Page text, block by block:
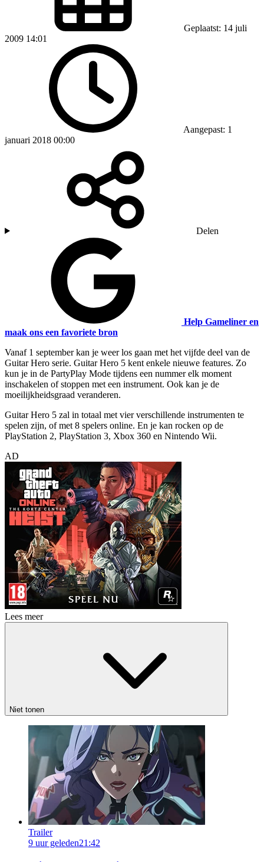
Geplaatst: 14 juli
2009 14:01
Aangepast: 1
januari 2018 00:00
Delen
Help Gameliner en
maak ons een favoriete bron
Vanaf 1 september kan je weer los gaan met het vijfde deel van de
Guitar Hero serie. Guitar Hero 5 kent enkele nieuwe features. Zo
kun je in de PartyPlay Mode tijdens een nummer elk moment
inschakelen of stoppen met een instrument. Ook kan je de
moeilijkheidsgraad veranderen.
Guitar Hero 5 zal in totaal met vier verschillende instrumenten te
spelen zijn, of met 8 spelers online. En je kan rocken op de
PlayStation 2, PlayStation 3, Xbox 360 en Nintendo Wii.
AD
Lees meer
Niet tonen
Trailer
9 uur geleden21:42